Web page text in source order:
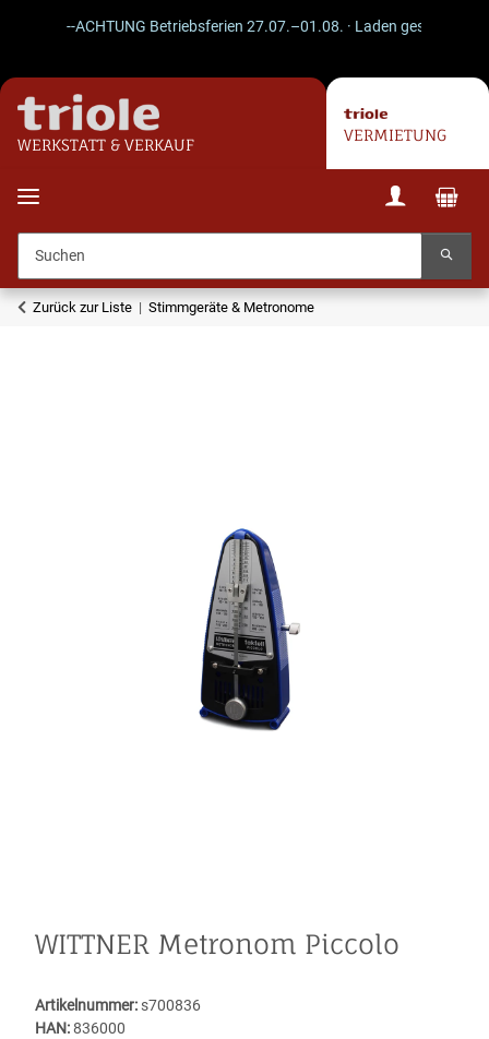
--ACHTUNG Betriebsferien 27.07.–01.08. · Laden geschlossen
WERKSTATT & VERKAUF
VERMIETUNG
Zurück zur Liste Stimmgeräte & Metronome
WITTNER Metronom Piccolo
Artikelnummer: s700836
HAN:836000